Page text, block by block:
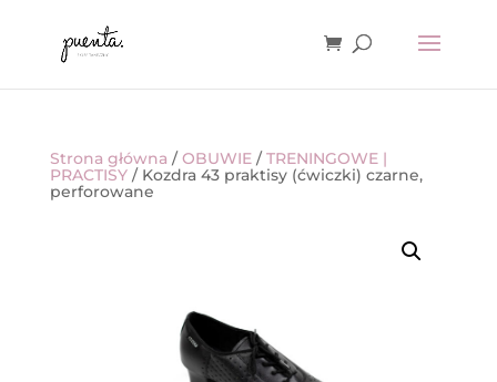
Strona główna /OBUWIE/TRENINGOWE |
PRACTISY/ Kozdra 43 praktisy (ćwiczki) czarne,
perforowane